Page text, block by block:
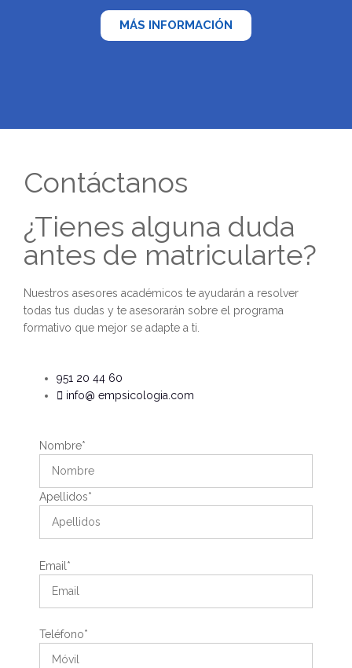
MÁS INFORMACIÓN
Contáctanos
¿Tienes alguna duda
antes de matricularte?
Nuestros asesores académicos te ayudarán a resolver
todas tus dudas y te asesorarán sobre el programa
formativo que mejor se adapte a ti.
951 20 44 60
info@ empsicologia.com
Nombre*
Apellidos*
Email*
Teléfono*